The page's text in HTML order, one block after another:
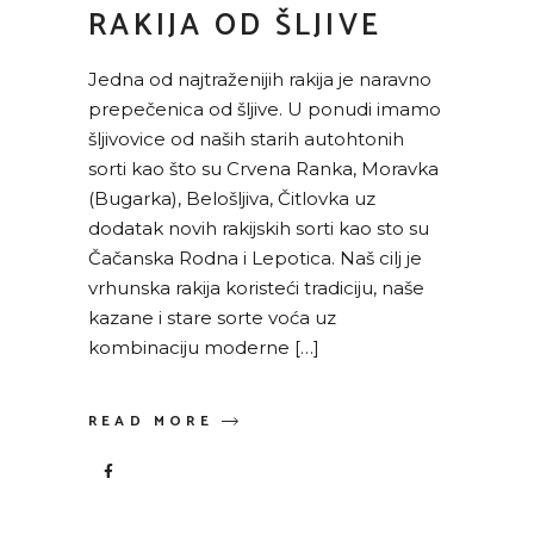
RAKIJA OD ŠLJIVE
Jedna od najtraženijih rakija je naravno
prepečenica od šljive. U ponudi imamo
šljivovice od naših starih autohtonih
sorti kao što su Crvena Ranka, Moravka
(Bugarka), Belošljiva, Čitlovka uz
dodatak novih rakijskih sorti kao sto su
Čačanska Rodna i Lepotica. Naš cilj je
vrhunska rakija koristeći tradiciju, naše
kazane i stare sorte voća uz
kombinaciju moderne […]
READ MORE